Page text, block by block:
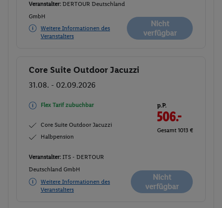
Veranstalter: DERTOUR Deutschland
GmbH
Weitere Informationen des
Veranstalters
Nicht
verfügbar
Buchen
Core Suite Outdoor Jacuzzi
31.08. - 02.09.2026
Flex Tarif zubuchbar
Core Suite Outdoor Jacuzzi
Halbpension
p.P.
506.-
Gesamt 1013 €
Veranstalter: ITS - DERTOUR
Deutschland GmbH
Weitere Informationen des
Veranstalters
Nicht
verfügbar